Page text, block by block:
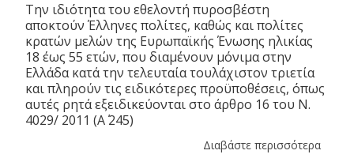
Την ιδιότητα του εθελοντή πυροσβέστη
αποκτούν Έλληνες πολίτες, καθώς και πολίτες
κρατών μελών της Ευρωπαϊκής Ένωσης ηλικίας
18 έως 55 ετών, που διαμένουν μόνιμα στην
Ελλάδα κατά την τελευταία τουλάχιστον τριετία
και πληρούν τις ειδικότερες προϋποθέσεις, όπως
αυτές ρητά εξειδικεύονται στο άρθρο 16 του N.
4029/ 2011 (Α΄ 245)
Διαβάστε περισσότερα